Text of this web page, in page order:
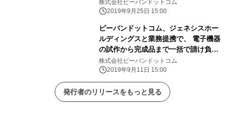
株式会社ピーバンドットコム
2019年9月25日 15:00
ピーバンドットコム、ジェネシスホー
ルディングスと業務提携で、 電子機器
の試作から完成品まで一括で請け負う
EMS事業を展開
株式会社ピーバンドットコム
2019年9月11日 15:00
発行者のリリースをもっと見る